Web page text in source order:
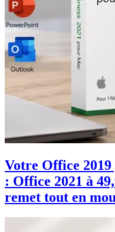
Votre Office
: Office 2021 à
remet tout en